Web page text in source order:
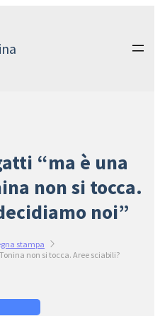
“ma è una
non si tocca.
noi”
stampa
non si tocca. Aree sciabili?